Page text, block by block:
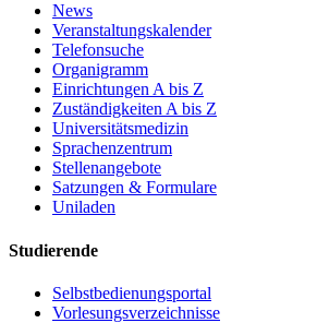
News
Veranstaltungskalender
Telefonsuche
Organigramm
Einrichtungen A bis Z
Zuständigkeiten A bis Z
Universitätsmedizin
Sprachenzentrum
Stellenangebote
Satzungen & Formulare
Uniladen
Studierende
Selbstbedienungsportal
Vorlesungsverzeichnisse